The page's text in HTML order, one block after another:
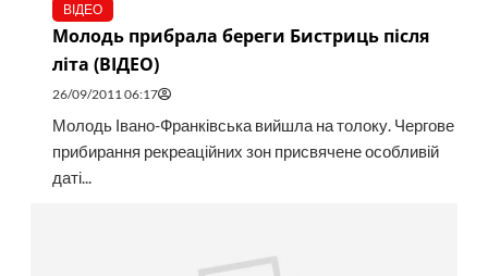
ВІДЕО
Молодь прибрала береги Бистриць після
літа (ВІДЕО)
26/09/2011 06:17
Молодь Івано-Франківська вийшла на толоку. Чергове
прибирання рекреаційних зон присвячене особливій
даті...